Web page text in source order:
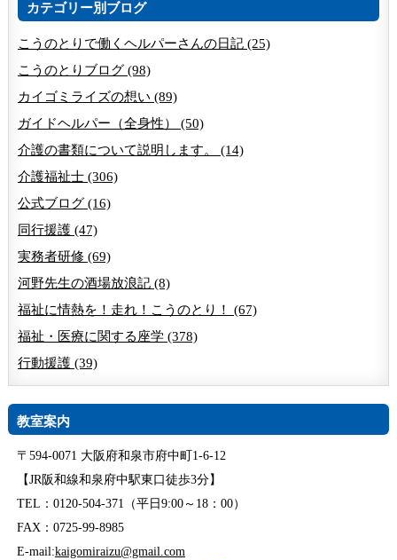
カテゴリー別ブログ
こうのとりで働くヘルパーさんの日記 (25)
こうのとりブログ (98)
カイゴミライズの想い (89)
ガイドヘルパー（全身性） (50)
介護の書類について説明します。 (14)
介護福祉士 (306)
公式ブログ (16)
同行援護 (47)
実務者研修 (69)
河野先生の酒場放浪記 (8)
福祉に情熱を！走れ！こうのとり！ (67)
福祉・医療に関する座学 (378)
行動援護 (39)
教室案内
〒594-0071 大阪府和泉市府中町1-6-12
【JR阪和線和泉府中駅東口徒歩3分】
TEL：0120-504-371（平日9:00～18：00）
FAX：0725-99-8985
E-mail:kaigomiraizu@gmail.com